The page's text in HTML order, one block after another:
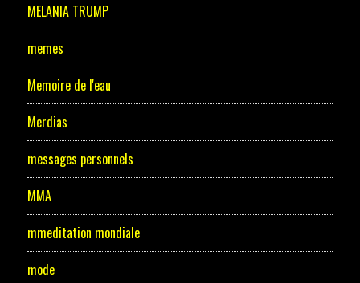
MELANIA TRUMP
memes
Memoire de l'eau
Merdias
messages personnels
MMA
mmeditation mondiale
mode